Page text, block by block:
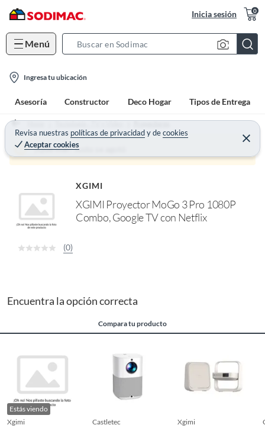
Inicia sesión 0
Menú
c
h
B
r
a
o
Ingresa tu ubicación
Asesoría Constructor Deco Hogar Tipos de Entrega
Revisa nuestras políticas de privacidadydecookies
Aceptar cookies
C
e
r
Home Tecnología - TV y Video Proyectores
¡Qué mal! Justo se agotó
XGIMI
XGIMI Proyector MoGo 3 Pro 1080P
Combo, Google TV con Netflix
(0)
Encuentra la opción correcta
Compara tu producto
Estás viendo
xgimi
castletec xgimi